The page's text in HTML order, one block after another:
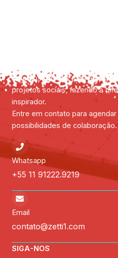
Vamos juntos inspirar gerações?
Estamos prontos para agregar
projetos sociais, fazendo a
inspirador.
Entre em contato para
possibilidades de colaboração.
Whatsapp
+55 11 91222.9219
Email
contato@zetti1.com
SIGA-NOS